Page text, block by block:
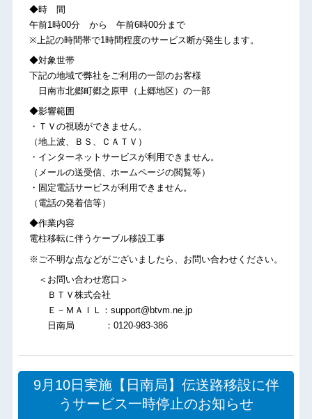
◆時 間
午前1時00分 から 午前6時00分まで
※上記の時間帯で1時間程度のサービス断が発生します。
◆対象世帯
下記の地域で弊社をご利用の一部のお客様
日南市北郷町郷之原甲（上郷地区）の一部
◆影響範囲
・ＴＶの視聴ができません。
（地上波、ＢＳ、ＣＡＴＶ）
・インターネットサービスが利用できません。
（メールの送受信、ホームページの閲覧等）
・固定電話サービスが利用できません。
（電話の発着信等）
◆作業内容
電柱移転に伴うケーブル移設工事
※ご不明な点などがございましたら、お問い合わせください。
＜お問い合わせ窓口＞
ＢＴＶ株式会社
Ｅ－ＭＡＩＬ：support@btvm.ne.jp
日南局 ：0120-983-386
9月10日実施【日南局】伝送路移設に伴
うサービス一時停止のお知らせ